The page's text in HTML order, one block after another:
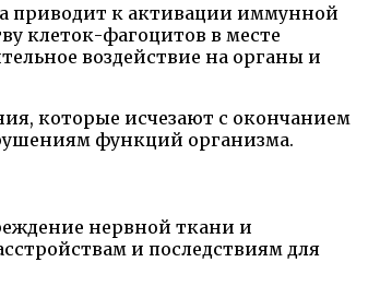
приводит к активации иммунной
клеток-фагоцитов в месте
воздействие на органы и
которые исчезают с окончанием
функций организма.
нервной ткани и
и последствиям для